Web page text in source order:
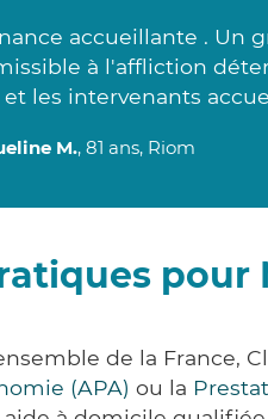
accueillante . Un
à l'affliction
les intervenants
M., 81 ans, Riom
pour
de la France,
(APA) ou la